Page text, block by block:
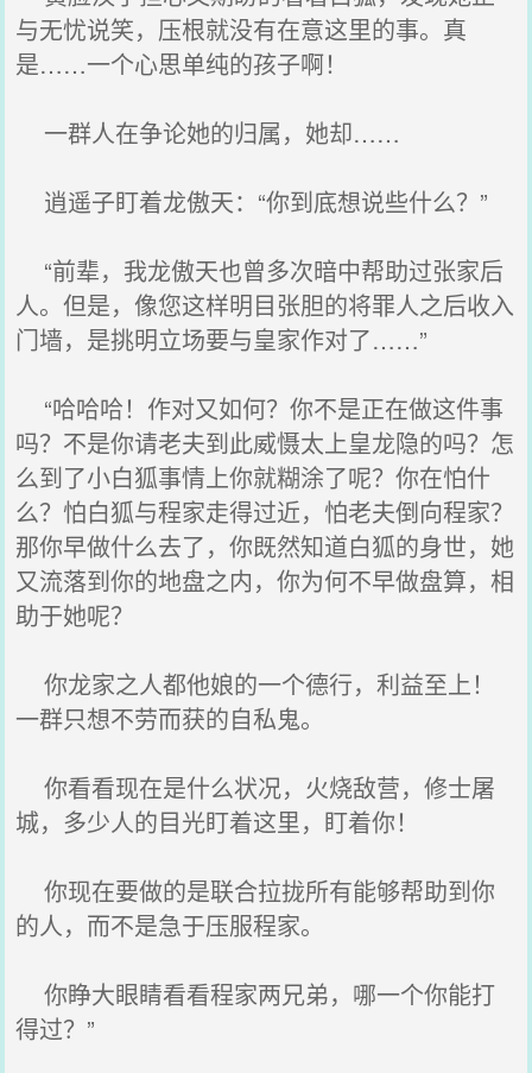
与无忧说笑，压根就没有在意这里的事。真
是……一个心思单纯的孩子啊！
一群人在争论她的归属，她却……
逍遥子盯着龙傲天：“你到底想说些什么？”
“前辈，我龙傲天也曾多次暗中帮助过张家后
人。但是，像您这样明目张胆的将罪人之后收入
门墙，是挑明立场要与皇家作对了……”
“哈哈哈！作对又如何？你不是正在做这件事
吗？不是你请老夫到此威慑太上皇龙隐的吗？怎
么到了小白狐事情上你就糊涂了呢？你在怕什
么？怕白狐与程家走得过近，怕老夫倒向程家？
那你早做什么去了，你既然知道白狐的身世，她
又流落到你的地盘之内，你为何不早做盘算，相
助于她呢？
你龙家之人都他娘的一个德行，利益至上！
一群只想不劳而获的自私鬼。
你看看现在是什么状况，火烧敌营，修士屠
城，多少人的目光盯着这里，盯着你！
你现在要做的是联合拉拢所有能够帮助到你
的人，而不是急于压服程家。
你睁大眼睛看看程家两兄弟，哪一个你能打
得过？”